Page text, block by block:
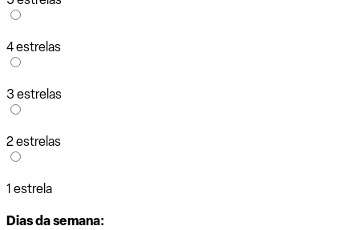
4 estrelas
3 estrelas
2 estrelas
1 estrela
Dias da semana: